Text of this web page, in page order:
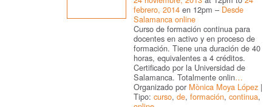
febrero, 2014 en 12pm – Desde
Salamanca online
Curso de formación continua para
docentes en activo y en proceso de
formación. Tiene una duración de 40
horas, equivalentes a 4 créditos.
Certificado por la Universidad de
Salamanca. Totalmente onlin…
Organizado por Mònica Moya López |
Tipo: curso, de, formación, continua,